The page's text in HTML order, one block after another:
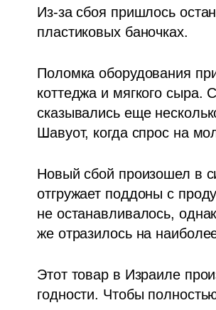
Из-за сбоя пришлось
пластиковых баночках.
Поломка оборудования
коттеджа и мягкого сыра.
сказывались еще
Шавуот, когда спрос на
Новый сбой произошел в
отгружает поддоны с
не останавливалось,
же отразилось на
Этот товар в Израиле
годности. Чтобы